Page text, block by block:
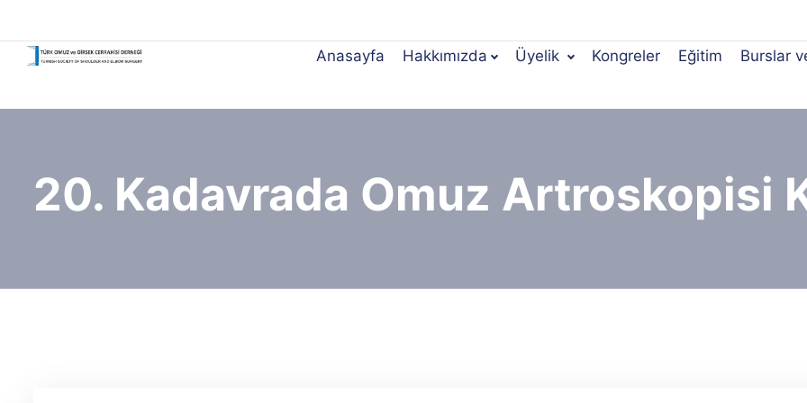
Anasayfa Hakkımızda Üyelik Kongreler Eğitim Burslar
20. Kadavrada Omuz Artroskopisi